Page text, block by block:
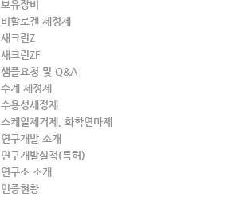
보유장비
비할로겐 세정제
새크린Z
새크린ZF
샘플요청 및 Q&A
수계 세정제
수용성세정제
스케일제거제, 화학연마제
연구개발 소개
연구개발실적(특허)
연구소 소개
인증현황